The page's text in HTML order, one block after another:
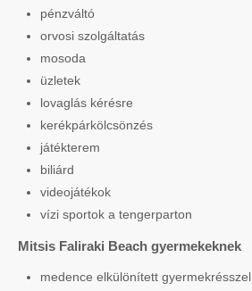
pénzváltó
orvosi szolgáltatás
mosoda
üzletek
lovaglás kérésre
kerékpárkölcsönzés
játékterem
biliárd
videojátékok
vízi sportok a tengerparton
Mitsis Faliraki Beach gyermekeknek
medence elkülönített gyermekrésszel